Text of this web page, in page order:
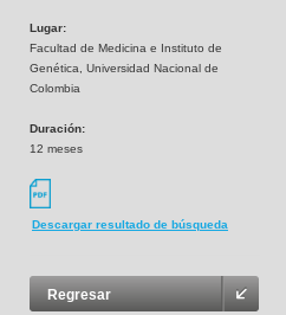
Lugar:
Facultad de Medicina e Instituto de
Genética, Universidad Nacional de
Colombia
Duración:
12 meses
Descargar resultado de búsqueda
Regresar